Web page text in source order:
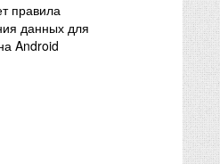
правила
данных для
Android